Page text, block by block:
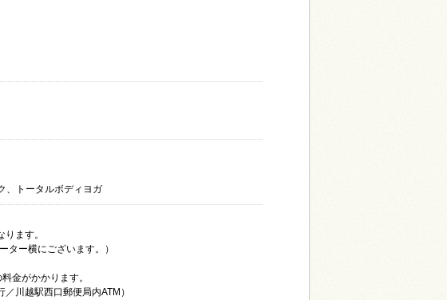
、トータルボディヨガ
ます。
ター横にございます。）
金がかかります。
川越駅西口郵便局内ATM）